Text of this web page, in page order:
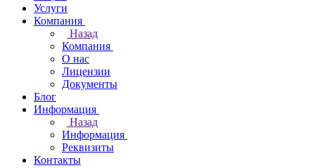
Услуги
Компания
Назад
Компания
О нас
Лицензии
Документы
Блог
Информация
Назад
Информация
Реквизиты
Контакты